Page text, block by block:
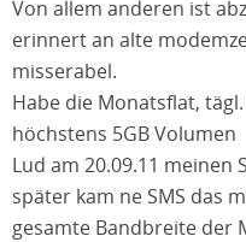
Von allem anderen ist
erinnert an alte
misserabel.
Habe die Monatsflat,
höchstens 5GB Volumen
Lud am 20.09.11 meinen
später kam ne SMS das
gesamte Bandbreite der